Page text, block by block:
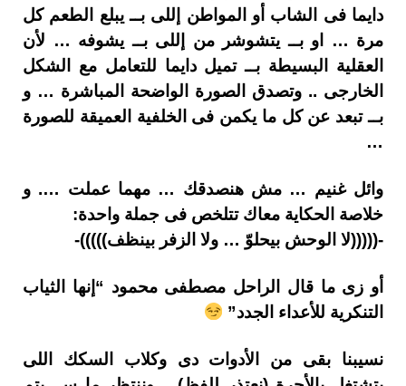
دايما فى الشاب أو المواطن إللى بــ يبلع الطعم كل
مرة … او بــ يتشوشر من إللى بــ يشوفه … لأن
العقلية البسيطة بــ تميل دايما للتعامل مع الشكل
الخارجى .. وتصدق الصورة الواضحة المباشرة … و
بــ تبعد عن كل ما يكمن فى الخلفية العميقة للصورة
…
وائل غنيم … مش هنصدقك … مهما عملت …. و
خلاصة الحكاية معاك تتلخص فى جملة واحدة:
-(((((لا الوحش بيحلوّ … ولا الزفر بينظف)))))-
أو زى ما قال الراحل مصطفى محمود “إنها الثياب
التنكرية للأعداء الجدد”
نسيبنا بقى من الأدوات دى وكلاب السكك اللى